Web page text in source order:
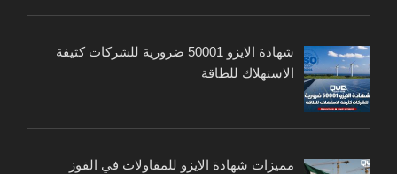
شهادة الايزو 50001 ضرورية للشركات كثيفة
الاستهلاك للطاقة
مميزات شهادة الايزو للمقاولات في الفوز